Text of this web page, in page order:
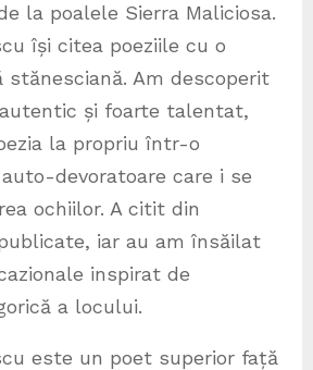
la poalele Sierra Maliciosa.
își citea poeziile cu o
Am descoperit
și foarte talentat,
la propriu într-o
devoratoare care i se
ochiilor. A citit din
iar au am însăilat
inspirat de
a locului.
este un poet superior față